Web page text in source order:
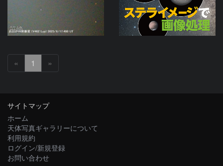
笹峰
« 1 »
サイトマップ
ホーム
天体写真ギャラリーについて
利用規約
ログイン/新規登録
お問い合わせ